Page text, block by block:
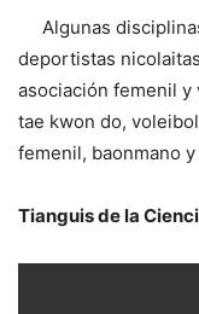
Algunas
deportistas
asociación femenil y
tae kwon do,
femenil, baonmano
Tianguis de la